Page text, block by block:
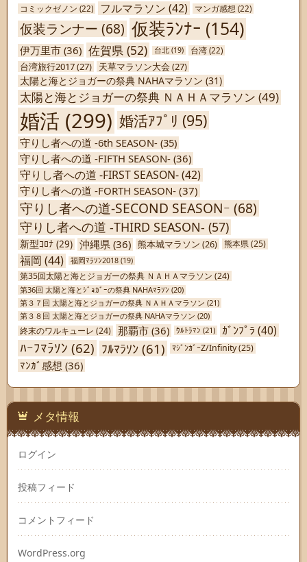
コミックゼノン (22) フルマラソン (42) マンガ感想 (22)
仮装ランナー (68) 仮装ﾗﾝﾅｰ (154)
伊万里市 (36) 佐賀県 (52) 台北 (19) 台湾 (22)
台湾旅行2017(27) 天草マラソン大会 (27)
太陽と海とジョガーの祭典 NAHAマラソン (31)
太陽と海とジョガーの祭典 ＮＡＨＡマラソン (49)
婚活 (299) 婚活ｱﾌﾟﾘ (95)
守りし者への道 -6th SEASON- (35)
守りし者への道 -FIFTH SEASON- (36)
守りし者への道 -FIRST SEASON-(42)
守りし者への道 -FORTH SEASON- (37)
守りし者への道-SECOND SEASONｰ (68)
守りし者への道 -THIRD SEASON- (57)
新型ｺﾛﾅ (29) 沖縄県 (36) 熊本城マラソン (26) 熊本県(25)
福岡 (44) 福岡ﾏﾗｿﾝ2018 (19)
第35回太陽と海とジョガーの祭典 ＮＡＨＡマラソン (24)
第36回 太陽と海とｼﾞｮｶﾞｰの祭典 NAHAﾏﾗｿﾝ (20)
第３７回 太陽と海とジョガーの祭典 ＮＡＨＡマラソン (21)
第３８回 太陽と海とジョガーの祭典 NAHAマラソン (20)
終末のワルキューレ (24) 那覇市 (36) ｳﾙﾄﾗﾏﾝ (21) ｶﾞﾝﾌﾟﾗ (40)
ﾊｰﾌﾏﾗｿﾝ (62) ﾌﾙﾏﾗｿﾝ (61) ﾏｼﾞﾝｶﾞｰZ/Infinity(25)
ﾏﾝｶﾞ感想 (36)
メタ情報
ログイン
投稿フィード
コメントフィード
WordPress.org